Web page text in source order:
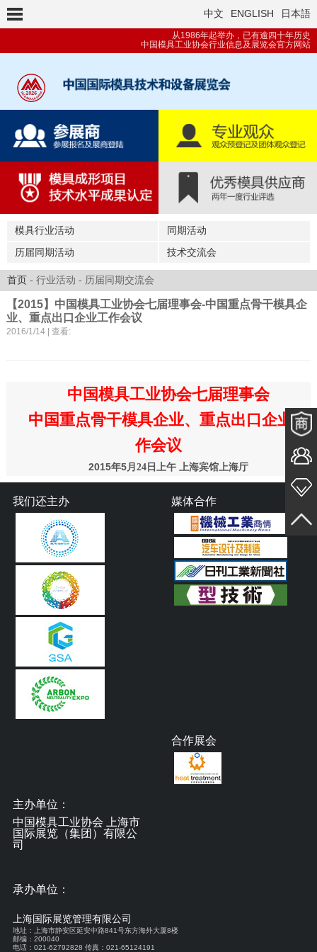
中文 ENGLISH 日本語
从1986年起举办，已有逾四十年历史
中国模具工业协会行业信息及展览会官方网站
模具行业活动 同期活动
历届同期活动 技术交流会
首页 - 行业活动 - 历届同期交流会
【2015】中国模具工业协会七届理事会-中国重点骨干模具企
业、重点出口企业工作会议
2016/1/14 | 查看:
中国模具工业协会七届理事会
中国重点骨干模具企业、重点出口企业工
作会议
2015年5 月 24 日上午 上海宾馆上海厅
媒体合作
我们还主办
合作展会
主办单位：
中国模具工业协会 上海市
国际展览（集团）有限公
司
承办单位：
上海国际展览管理有限公司
地址：上海市静安区延安中路841号东方海外大厦8楼
邮编：200040
电话：021-62792828 传真：021-65124191